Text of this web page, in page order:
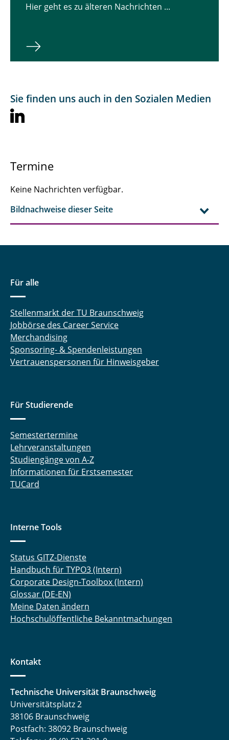
Hier geht es zu älteren Nachrichten ...
Sie finden uns auch in den Sozialen Medien
Termine
Keine Nachrichten verfügbar.
Bildnachweise dieser Seite
Für alle
Stellenmarkt der TU Braunschweig
Jobbörse des Career Service
Merchandising
Sponsoring- & Spendenleistungen
Vertrauenspersonen für Hinweisgeber
Für Studierende
Semestertermine
Lehrveranstaltungen
Studiengänge von A-Z
Informationen für Erstsemester
TUCard
Interne Tools
Status GITZ-Dienste
Handbuch für TYPO3 (Intern)
Corporate Design-Toolbox (Intern)
Glossar (DE-EN)
Meine Daten ändern
Hochschulöffentliche Bekanntmachungen
Kontakt
Technische Universität Braunschweig
Universitätsplatz 2
38106 Braunschweig
Postfach: 38092 Braunschweig